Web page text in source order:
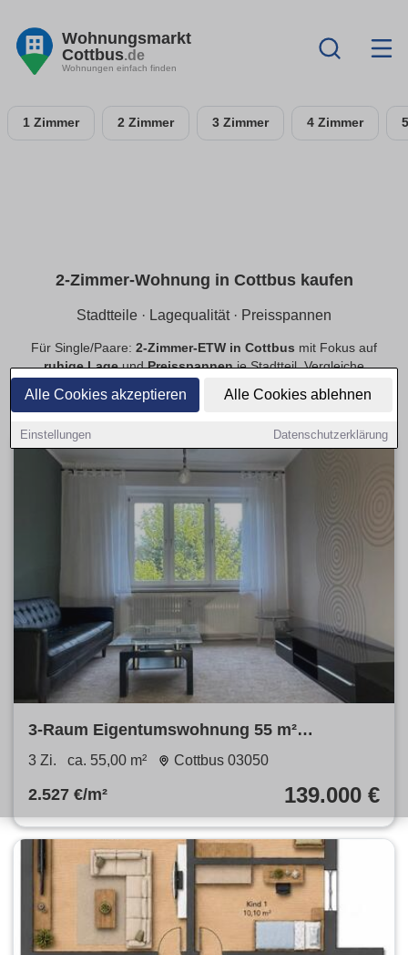
Alle Cookies akzeptieren Alle Cookies ablehnen
Einstellungen Datenschutzerklärung
Wohnungsmarkt
Cottbus.de
Wohnungen einfach finden
1 Zimmer 2 Zimmer 3 Zimmer 4 Zimmer
2-Zimmer-Wohnung in Cottbus kaufen
Stadtteile · Lagequalität · Preisspannen
Für Single/Paare: 2-Zimmer-ETW in Cottbus mit Fokus auf
ruhige LageundPreisspannenje Stadtteil. Vergleiche
, priorisiere
3-Raum Eigentumswohnung 55 m²
Spremberger Vorstadt
3 Zi. ca. 55,00 m² Cottbus 03050
2.527 €/m² 139.000 €